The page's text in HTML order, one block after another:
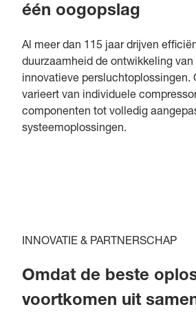
één oogopslag
Al meer dan 115 jaar drijven
duurzaamheid de ontwikkeling van
innovatieve persluchtoplossingen.
varieert van individuele
componenten tot volledig
systeemoplossingen.
INNOVATIE & PARTNERSCHAP
Omdat de beste
voortkomen uit